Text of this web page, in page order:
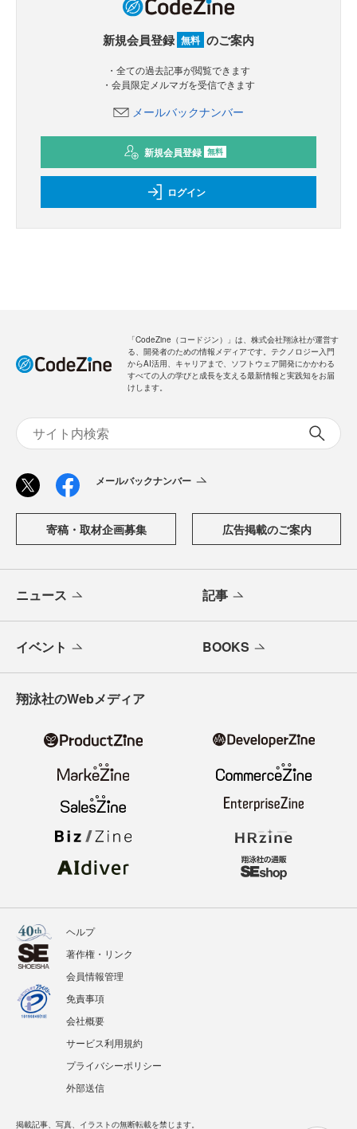
新規会員登録 無料 のご案内
・全ての過去記事が閲覧できます
・会員限定メルマガを受信できます
メールバックナンバー
新規会員登録 無料
ログイン
「CodeZine（コードジン）」は、株式会社翔泳社が運営す
る、開発者のための情報メディアです。テクノロジー入門
からAI活用、キャリアまで、ソフトウェア開発にかかわる
すべての人の学びと成長を支える最新情報と実践知をお届
けします。
メールバックナンバー
寄稿・取材企画募集 広告掲載のご案内
ニュース 記事
イベント BOOKS
翔泳社のWebメディア
ヘルプ
著作権・リンク
会員情報管理
免責事項
会社概要
サービス利用規約
プライバシーポリシー
外部送信
掲載記事、写真、イラストの無断転載を禁じます。